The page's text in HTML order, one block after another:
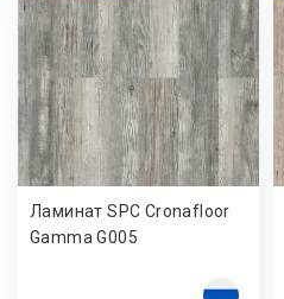
Ламинат SPC Cronafloor
Gamma G005